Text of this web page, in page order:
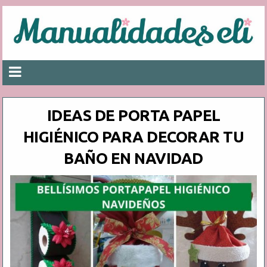
IDEAS DE PORTA PAPEL
HIGIÉNICO PARA DECORAR TU
BAÑO EN NAVIDAD